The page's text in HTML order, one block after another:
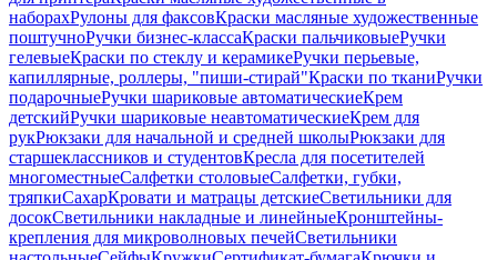
наборахРулоны для факсовКраски масляные художественные
поштучноРучки бизнес-классаКраски пальчиковыеРучки
гелевыеКраски по стеклу и керамикеРучки перьевые,
капиллярные, роллеры, "пиши-стирай"Краски по тканиРучки
подарочныеРучки шариковые автоматическиеКрем
детскийРучки шариковые неавтоматическиеКрем для
рукРюкзаки для начальной и средней школыРюкзаки для
старшеклассников и студентовКресла для посетителей
многоместныеСалфетки столовыеСалфетки, губки,
тряпкиСахарКровати и матрацы детскиеСветильники для
досокСветильники накладные и линейныеКронштейны-
крепления для микроволновых печейСветильники